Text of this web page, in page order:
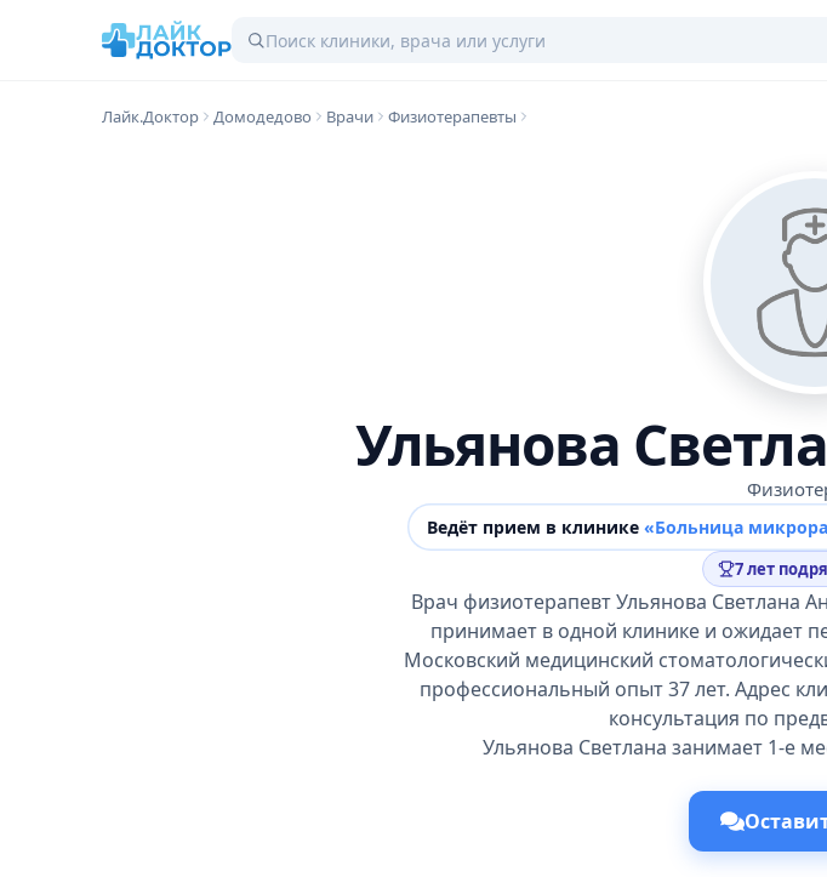
Лайк.Доктор Домодедово Врачи Физиотерапевты
Ульянова
Ведёт прием в клинике «Больница
7 лет
Врач физиотерапевт Ульянова Светлана
принимает в одной клинике и ожидает
Московский медицинский
профессиональный опыт 37 лет. Адрес
консультация по
Ульянова Светлана занимает 1-е